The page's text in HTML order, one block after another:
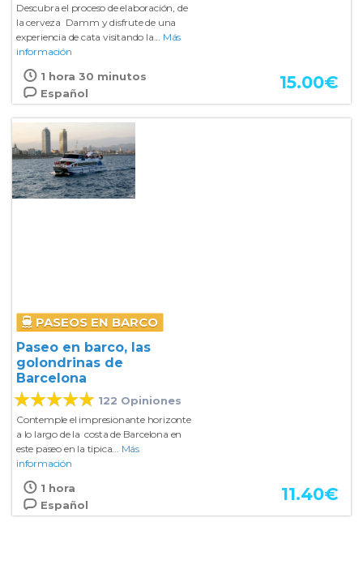
Descubra el proceso de elaboración, de
la cerveza Damm y disfrute de una
experiencia de cata visitando la... Más
información
1 hora 30 minutos
Español
15.00€
PASEOS EN BARCO
Paseo en barco, las
golondrinas de
Barcelona
122 Opiniones
Contemple el impresionante horizonte
a lo largo de la costa de Barcelona en
este paseo en la tipica... Más
información
1 hora
Español
11.40€